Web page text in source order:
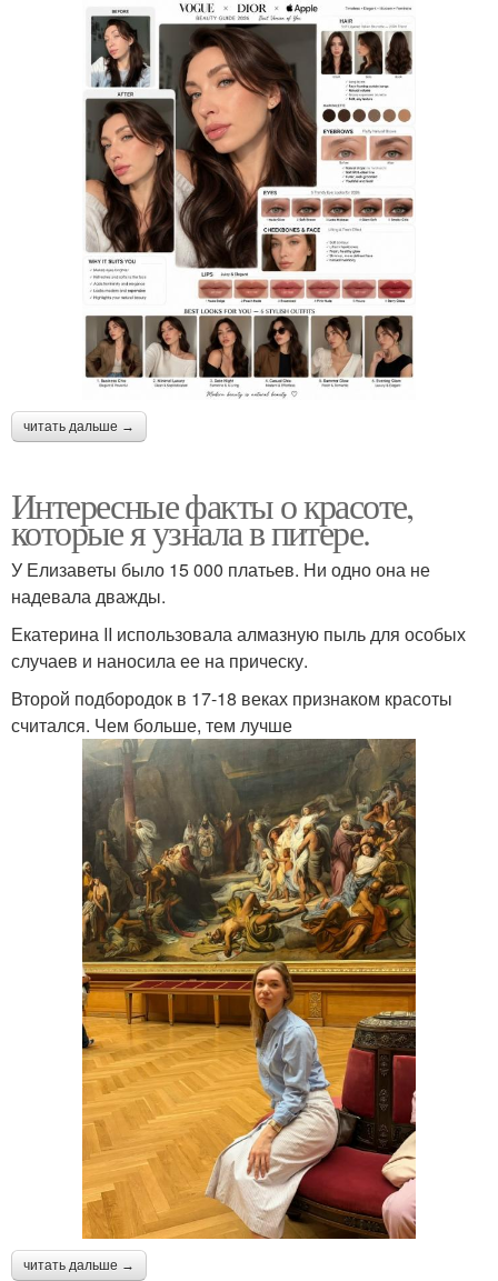
читать дальше →
Интересные факты о красоте,
которые я узнала в питере.
У Елизаветы было 15 000 платьев. Ни одно она не
надевала дважды.
Екатерина II использовала алмазную пыль для особых
случаев и наносила ее на прическу.
Второй подбородок в 17-18 веках признаком красоты
считался. Чем больше, тем лучше
читать дальше →